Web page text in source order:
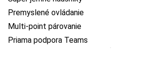
Premyslené ovládanie
Multi-point párovanie
Priama podpora Teams